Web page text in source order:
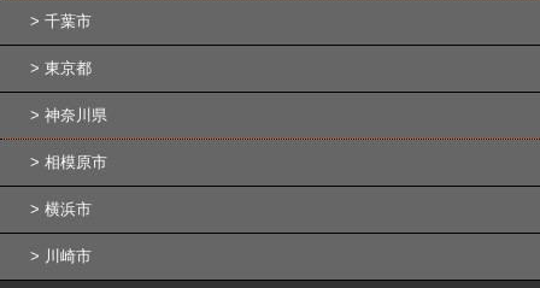
千葉市
東京都
神奈川県
相模原市
横浜市
川崎市